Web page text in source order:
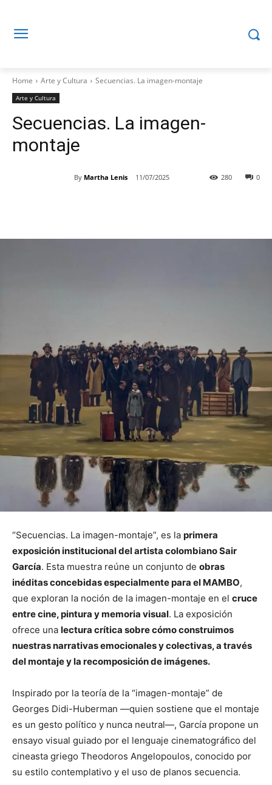
Home Arte y Cultura Secuencias. La imagen-montaje
Arte y Cultura
Secuencias. La imagen-
montaje
By Martha Lenis 11/07/2025 0
280
“Secuencias. La imagen-montaje”, es la primera
exposición institucional del artista colombiano Sair
García. Esta muestra reúne un conjunto de obras
inéditas concebidas especialmente para el MAMBO,
que exploran la noción de la imagen-montaje en el cruce
entre cine, pintura y memoria visual. La exposición
ofrece una lectura crítica sobre cómo construimos
nuestras narrativas emocionales y colectivas, a través
del montaje y la recomposición de imágenes.
Inspirado por la teoría de la “imagen-montaje” de
Georges Didi-Huberman —quien sostiene que el montaje
es un gesto político y nunca neutral—, García propone un
ensayo visual guiado por el lenguaje cinematográfico del
cineasta griego Theodoros Angelopoulos, conocido por
su estilo contemplativo y el uso de planos secuencia.